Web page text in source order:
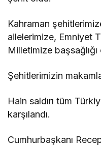
Kahraman
ailelerimize, Emniyet
Milletimize
Şehitlerimizin
Hain saldırı tüm
karşılandı.
Cumhurbaşkanı